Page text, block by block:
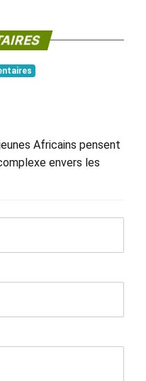
Africains pensent
envers les